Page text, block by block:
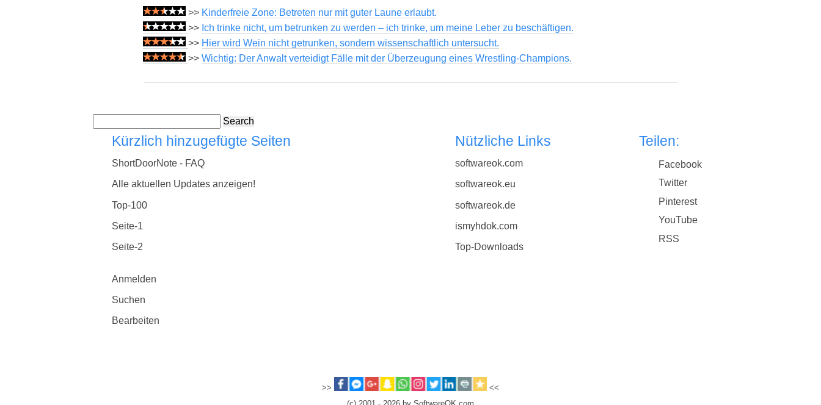
>> Kinderfreie Zone: Betreten nur mit guter Laune erlaubt.
>> Ich trinke nicht, um betrunken zu werden – ich trinke, um meine Leber zu beschäftigen.
>> Hier wird Wein nicht getrunken, sondern wissenschaftlich untersucht.
>> Wichtig: Der Anwalt verteidigt Fälle mit der Überzeugung eines Wrestling-Champions.
Search
Kürzlich hinzugefügte Seiten
ShortDoorNote - FAQ
Alle aktuellen Updates anzeigen!
Top-100
Seite-1
Seite-2
Anmelden
Suchen
Bearbeiten
Nützliche Links
softwareok.com
softwareok.eu
softwareok.de
ismyhdok.com
Top-Downloads
Teilen:
Facebook
Twitter
Pinterest
YouTube
RSS
>>
<<